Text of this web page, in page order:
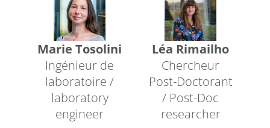
Marie Tosolini
Ingénieur de
laboratoire /
laboratory
engineer
Léa Rimailho
Chercheur
Post-Doctorant
/ Post-Doc
researcher